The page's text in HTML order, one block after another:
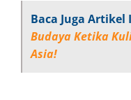
Baca Juga Artikel
Budaya Ketika
Asia!